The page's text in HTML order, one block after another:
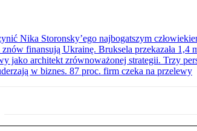
Nika Storonsky’ego najbogatszym
finansują Ukrainę. Bruksela przekazała 1,4
jako architekt zrównoważonej strategii. Trzy
w biznes. 87 proc. firm czeka na przelewy